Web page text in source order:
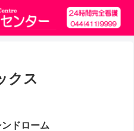
クス
ンドローム